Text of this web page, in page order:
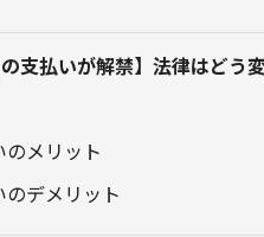
支払いが解禁】法律はどう
のメリット
のデメリット